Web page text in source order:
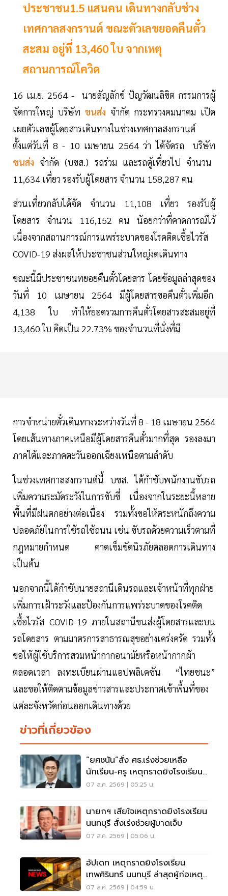
ประชาชน1.5 แสนคน เดินทางกลับช่วง
เทศกาลสงกรานต์ ขณะตัวเลขยอดคืนตั๋ว
สะสม อยู่ที่ 13,460 ใบ จากเหตุ
สถานการณ์โควิด
16 เม.ย. 2564 - นายสัญลักข์ ปัญวัฒนลิขิต กรรมการผู้
จัดการใหญ่ บริษัท ขนส่ง จำกัด กระทรวงคมนาคม เปิด
เผยตัวเลขผู้โดยสารเดินทางในช่วงเทศกาลสงกรานต์
ตั้งแต่วันที่ 8 - 10 เมษายน 2564 ว่า ได้จัดรถ บริษัท
ขนส่ง จำกัด (บขส.) รถร่วม และรถตู้เที่ยวไป จำนวน
11,634 เที่ยว รองรับผู้โดยสาร จำนวน 158,287 คน
ส่วนเที่ยวกลับได้จัด จำนวน 11,108 เที่ยว รองรับผู้
โดยสาร จำนวน 116,152 คน น้อยกว่าที่คาดการณ์ไว้
เนื่องจากสถานการณ์การแพร่ระบาดของโรคติดเชื้อไวรัส
COVID-19 ส่งผลให้ประชาชนส่วนใหญ่งดเดินทาง
ขณะนี้มีประชาชนทยอยคืนตั๋วโดยสาร โดยข้อมูลล่าสุดของ
วันที่ 10 เมษายน 2564 มีผู้โดยสารขอคืนตั๋วเพิ่มอีก
4,138 ใบ ทำให้ยอดรวมการคืนตั๋วโดยสารสะสมอยู่ที่
13,460 ใบ คิดเป็น 22.73% ของจำนวนที่นั่งที่มี
การจำหน่ายตั๋วเดินทางระหว่างวันที่ 8 - 18 เมษายน 2564
โดยเส้นทางภาคเหนือมีผู้โดยสารคืนตั๋วมากที่สุด รองลงมา
ภาคใต้และภาคตะวันออกเฉียงเหนือตามลำดับ
ในช่วงเทศกาลสงกรานต์นี้ บขส. ได้กำชับพนักงานขับรถ
เพิ่มความระมัดระวังในการขับขี่ เนื่องจากในระยะนี้หลาย
พื้นที่มีฝนตกอย่างต่อเนื่อง รวมทั้งขอให้ตระหนักถึงความ
ปลอดภัยในการใช้รถใช้ถนน เช่น ขับรถด้วยความเร็วตามที่
กฎหมายกำหนด คาดเข็มขัดนิรภัยตลอดการเดินทาง
เป็นต้น
นอกจากนี้ได้กำชับนายสถานีเดินรถและเจ้าหน้าที่ทุกฝ่าย
เพิ่มการเฝ้าระวังและป้องกันการแพร่ระบาดของโรคติด
เชื้อไวรัส COVID-19 ภายในสถานีขนส่งผู้โดยสารและบน
รถโดยสาร ตามมาตรการสาธารณสุขอย่างเคร่งครัด รวมทั้ง
ขอให้ผู้ใช้บริการสวมหน้ากากอนามัยหรือหน้ากากผ้า
ตลอดเวลา ลงทะเบียนผ่านแอปพลิเคชัน “ไทยชนะ”
และขอให้ติดตามข้อมูลข่าวสารและประกาศเข้าพื้นที่ของ
แต่ละจังหวัดก่อนออกเดินทางด้วย
ข่าวที่เกี่ยวข้อง
“ยศชนัน”สั่ง ศธ.เร่งช่วยเหลือ
นักเรียน-ครู เหตุกราดยิงโรงเรียน
นนทบุรี
07 ส.ค. 2569 | 05:25 น.
นายกฯ เสียใจเหตุกราดยิงโรงเรียน
นนทบุรี สั่งเร่งช่วยผู้บาดเจ็บ
07 ส.ค. 2569 | 05:06 น.
อัปเดท เหตุกราดยิงโรงเรียน
เทพศิรินทร์ นนทบุรี ล่าสุดผู้ก่อเหตุ
เสียชีวิตแล้ว
07 ส.ค. 2569 | 04:59 น.